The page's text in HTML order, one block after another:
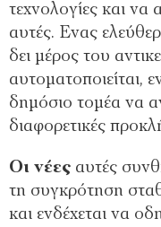
τεχνολογίες και να
αυτές. Ενας
δει µέρος του
αυτοµατοποιείται,
δηµόσιο τοµέα να
διαφορετικές
Οι νέες αυτές
τη συγκρότηση
και ενδέχεται να